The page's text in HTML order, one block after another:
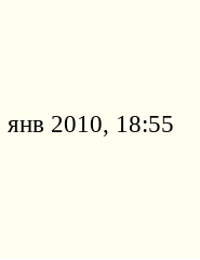
янв 2010, 18:55